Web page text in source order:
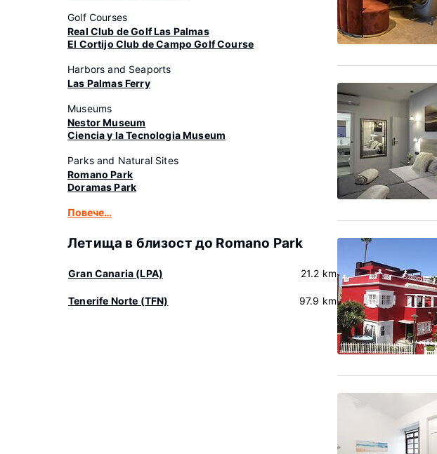
Golf Courses
Real Club de Golf Las Palmas
El Cortijo Club de Campo Golf Course
Harbors and Seaports
Las Palmas Ferry
Museums
Nestor Museum
Ciencia y la Tecnologia Museum
Parks and Natural Sites
Romano Park
Doramas Park
Повече…
Летища в близост до Romano Park
Gran Canaria (LPA) 21.2 km
Tenerife Norte (TFN) 97.9 km